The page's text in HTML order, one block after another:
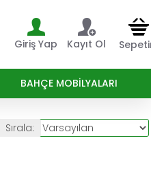
Giriş Yap Kayıt Ol
BAHÇE MOBILYALARI
Sırala: